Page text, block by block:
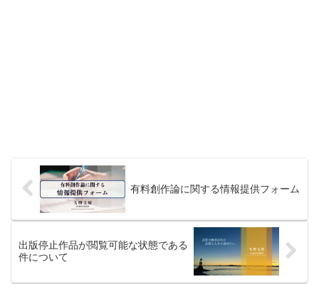
有料創作論に関する情報提供フォーム
出版停止作品が閲覧可能な状態である
件について